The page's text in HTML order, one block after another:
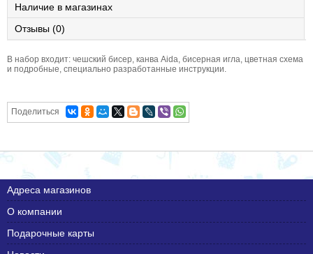
Наличие в магазинах
Отзывы (0)
В набор входит: чешский бисер, канва Aida, бисерная игла, цветная схема
и подробные, специально разработанные инструкции.
Поделиться
Адреса магазинов
О компании
Подарочные карты